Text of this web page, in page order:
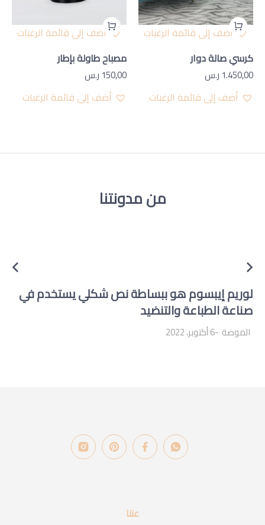
أضف إلى قائمة الرغبات
كرسي صالة دوار
1.450,00 ر.س
أضف إلى قائمة الرغبات
أضف إلى قائمة الرغبات
مصباح طاولة بإطار
150,00 ر.س
أضف إلى قائمة الرغبات
من مدونتنا
لوريم إيبسوم هو ببساطة نص شكلي يستخدم في
صناعة الطباعة والتنضيد
الموضة 6 أكتوبر، 2022
عننا